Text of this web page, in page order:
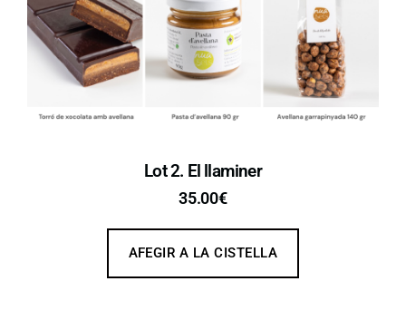
Lot 2. El llaminer
35.00€
AFEGIR A LA CISTELLA